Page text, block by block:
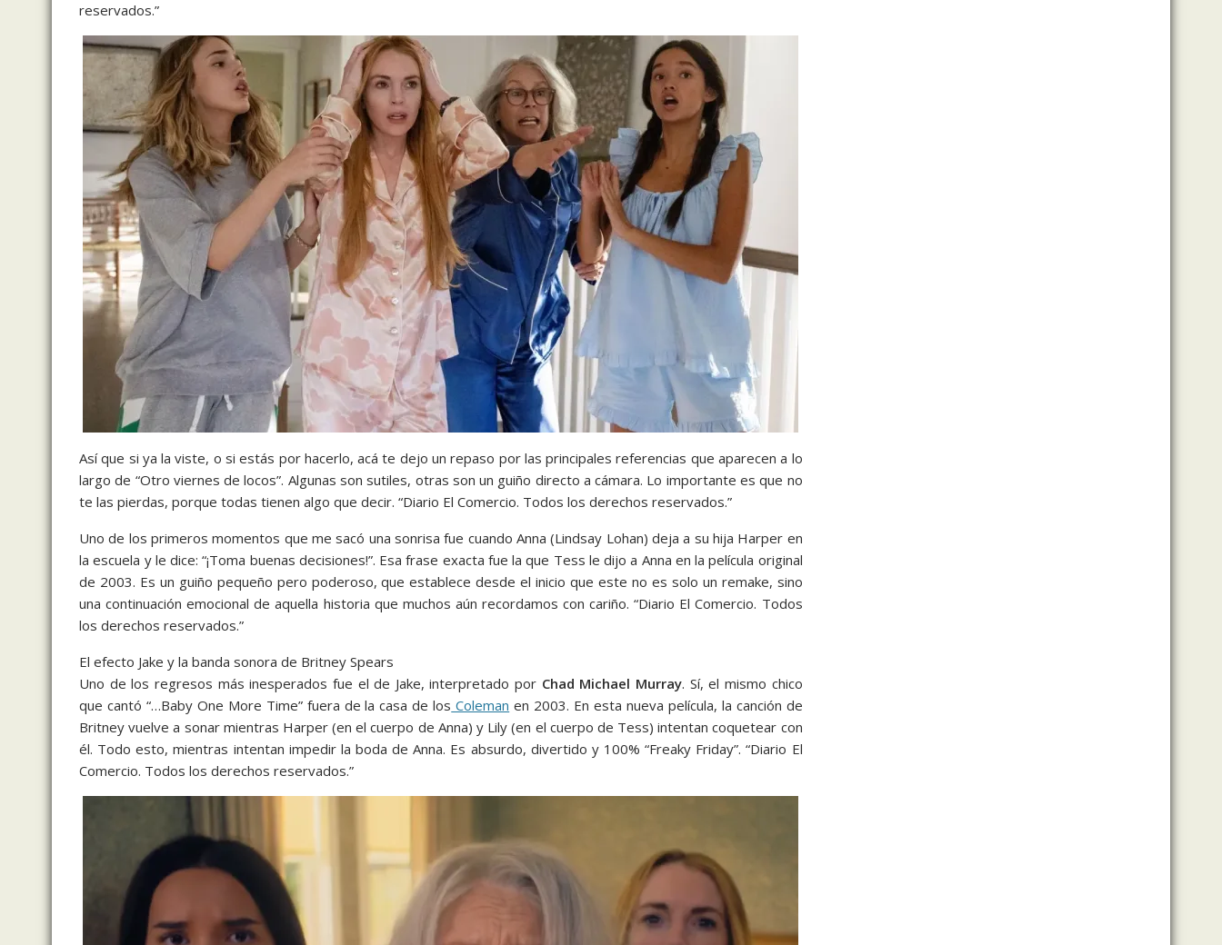
reservados.”
Así que si ya la viste, o si estás por hacerlo, acá te dejo un repaso por las principales referencias que aparecen a lo
largo de “Otro viernes de locos”. Algunas son sutiles, otras son un guiño directo a cámara. Lo importante es que no
te las pierdas, porque todas tienen algo que decir. “Diario El Comercio. Todos los derechos reservados.”
Uno de los primeros momentos que me sacó una sonrisa fue cuando Anna (Lindsay Lohan) deja a su hija Harper en
la escuela y le dice: “¡Toma buenas decisiones!”. Esa frase exacta fue la que Tess le dijo a Anna en la película original
de 2003. Es un guiño pequeño pero poderoso, que establece desde el inicio que este no es solo un remake, sino
una continuación emocional de aquella historia que muchos aún recordamos con cariño. “Diario El Comercio. Todos
los derechos reservados.”
El efecto Jake y la banda sonora de Britney Spears
Uno de los regresos más inesperados fue el de Jake, interpretado por Chad Michael Murray. Sí, el mismo chico
que cantó “…Baby One More Time” fuera de la casa de los Coleman en 2003. En esta nueva película, la canción de
Britney vuelve a sonar mientras Harper (en el cuerpo de Anna) y Lily (en el cuerpo de Tess) intentan coquetear con
él. Todo esto, mientras intentan impedir la boda de Anna. Es absurdo, divertido y 100% “Freaky Friday”. “Diario El
Comercio. Todos los derechos reservados.”